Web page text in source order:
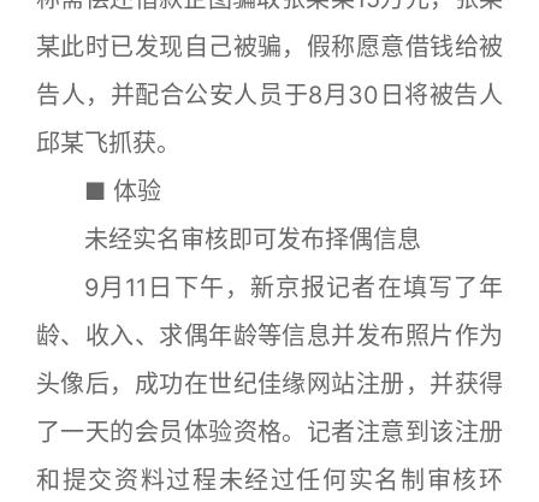
某此时已发现自己被骗，假称愿意借钱给被
告人，并配合公安人员于8月30日将被告人
邱某飞抓获。
■ 体验
未经实名审核即可发布择偶信息
9月11日下午，新京报记者在填写了年
龄、收入、求偶年龄等信息并发布照片作为
头像后，成功在世纪佳缘网站注册，并获得
了一天的会员体验资格。记者注意到该注册
和提交资料过程未经过任何实名制审核环